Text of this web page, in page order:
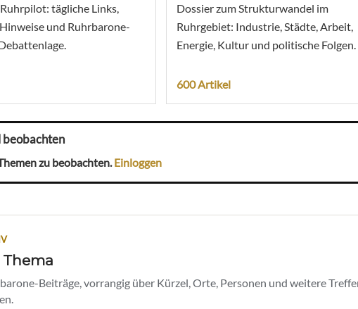
tägliche Links,
und Ruhrbarone-
Dossier zum Strukturwandel im
Ruhrgebiet: Industrie, Städte, Arbeit,
Energie, Kultur und politische Folgen.
600 Artikel
zu beobachten.Einloggen
Beiträge, vorrangig über Kürzel, Orte, Personen und weitere